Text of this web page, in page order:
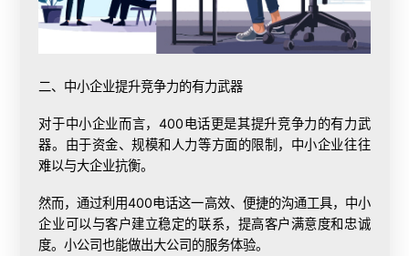
二、中小企业提升竞争力的有力武器
对于中小企业而言，400电话更是其提升竞争力的有力武
器。由于资金、规模和人力等方面的限制，中小企业往往
难以与大企业抗衡。
然而，通过利用400电话这一高效、便捷的沟通工具，中小
企业可以与客户建立稳定的联系，提高客户满意度和忠诚
度。小公司也能做出大公司的服务体验。